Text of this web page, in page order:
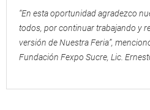
“En esta oportunidad agradezco
todos, por continuar trabajando y
versión de Nuestra Feria”,
Fundación Fexpo Sucre, Lic.